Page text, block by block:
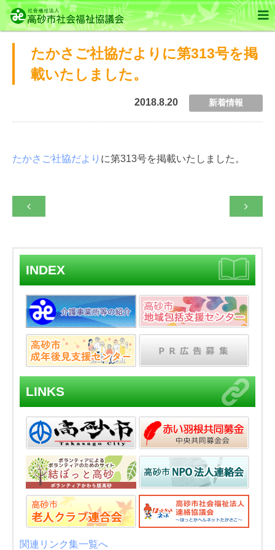

INDEX
LINKS
関連リンク集一覧へ
たかさご社協だよりに第313号を掲
載いたしました。
2018.8.20 新着情報
たかさご社協だより に第313号を掲載いたしました。
 